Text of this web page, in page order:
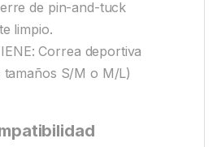
de pin-and-tuck
limpio.
Correa deportiva
tamaños S/M o M/L)